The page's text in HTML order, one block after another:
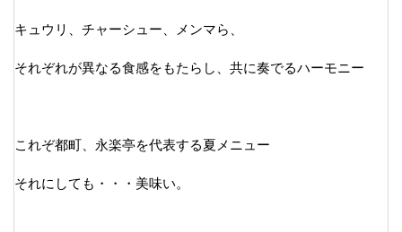
キュウリ、チャーシュー、メンマら、
それぞれが異なる食感をもたらし、共に奏でるハーモニー
これぞ都町、永楽亭を代表する夏メニュー
それにしても・・・美味い。